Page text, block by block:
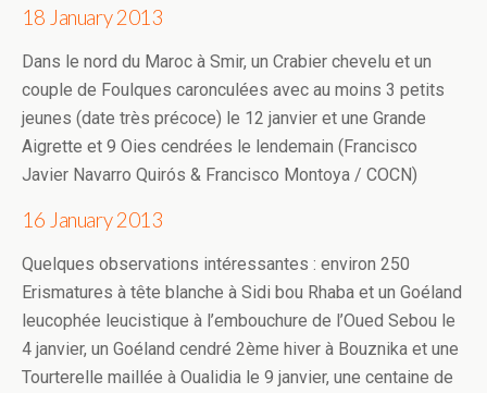
18 January 2013
Dans le nord du Maroc à Smir, un Crabier chevelu et un
couple de Foulques caronculées avec au moins 3 petits
jeunes (date très précoce) le 12 janvier et une Grande
Aigrette et 9 Oies cendrées le lendemain (Francisco
Javier Navarro Quirós & Francisco Montoya / COCN)
16 January 2013
Quelques observations intéressantes : environ 250
Erismatures à tête blanche à Sidi bou Rhaba et un Goéland
leucophée leucistique à l’embouchure de l’Oued Sebou le
4 janvier, un Goéland cendré 2ème hiver à Bouznika et une
Tourterelle maillée à Oualidia le 9 janvier, une centaine de